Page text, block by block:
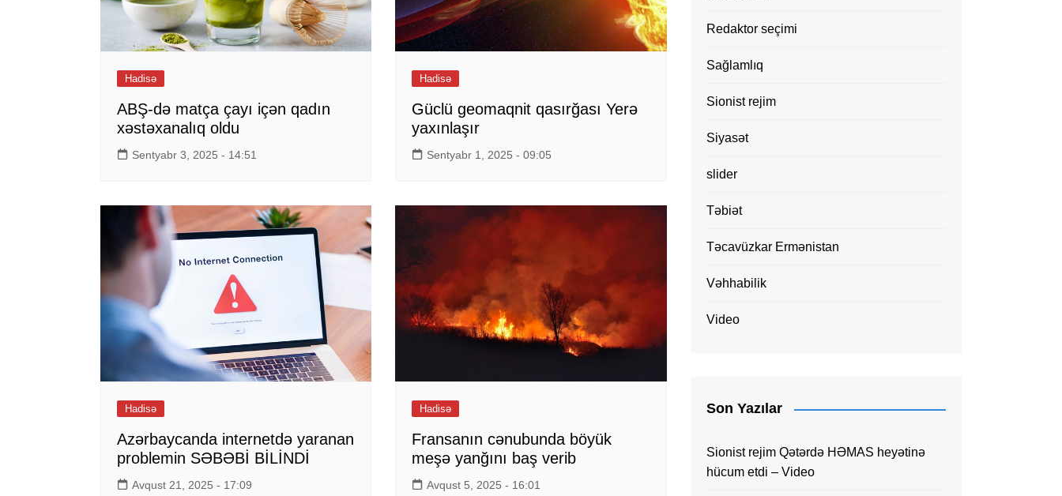
Hadisə
ABŞ-də matça çayı içən qadın
xəstəxanalıq oldu
Sentyabr 3, 2025 - 14:51
Hadisə
Güclü geomaqnit qasırğası Yerə
yaxınlaşır
Sentyabr 1, 2025 - 09:05
Hadisə
Azərbaycanda internetdə yaranan
problemin SƏBƏBİ BİLİNDİ
Avqust 21, 2025 - 17:09
Hadisə
Fransanın cənubunda böyük
meşə yanğını baş verib
Avqust 5, 2025 - 16:01
Redaktor seçimi
Sağlamlıq
Sionist rejim
Siyasət
slider
Təbiət
Təcavüzkar Ermənistan
Vəhhabilik
Video
Son Yazılar
Sionist rejim Qətərdə HƏMAS heyətinə
hücum etdi – Video